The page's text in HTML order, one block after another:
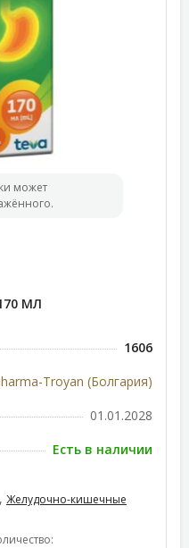
может
МЛ
1606
Troyan (Болгария)
01.01.2028
Есть в наличии
, Желудочно-кишечные